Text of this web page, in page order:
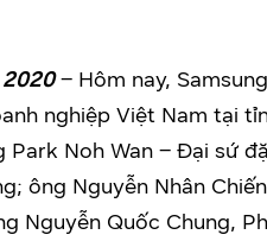
2020 – Hôm nay,
nghiệp Việt Nam tại
Park Noh Wan – Đại sứ
ông Nguyễn Nhân
Nguyễn Quốc Chung,